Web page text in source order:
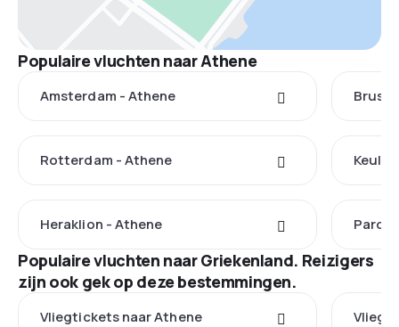
Populaire vluchten naar Athene
Amsterdam - Athene
Rotterdam - Athene
Heraklion - Athene Paros
Populaire vluchten naar Griekenland. Reizigers
zijn ook gek op deze bestemmingen.
Vliegtickets naar Athene